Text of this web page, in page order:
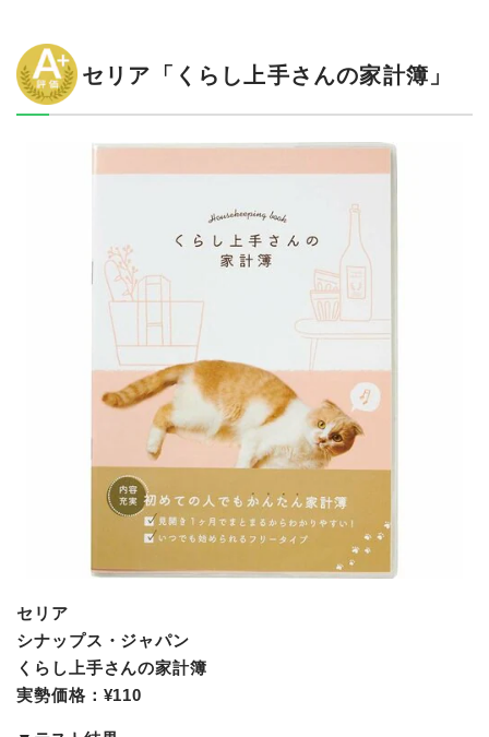
セリア「くらし上手さんの家計簿」
セリア
シナップス・ジャパン
くらし上手さんの家計簿
実勢価格：¥110